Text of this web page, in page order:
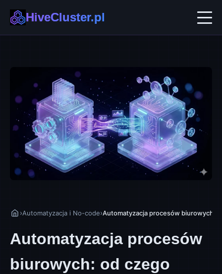
HiveCluster.pl
Automatyzacja i No-code
Ekosystemy B2B
Technologie Przyszłości
›Automatyzacja i No-code›Automatyzacja procesów biurowych:
Automatyzacja procesów
biurowych: od czego